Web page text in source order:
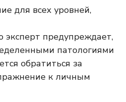
для всех уровней,
эксперт предупреждает,
патологиями
обратиться за
к личным